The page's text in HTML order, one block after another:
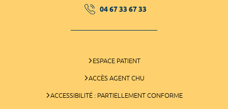
04 67 33 67 33
ESPACE PATIENT
ACCÈS AGENT CHU
ACCESSIBILITÉ : PARTIELLEMENT CONFORME